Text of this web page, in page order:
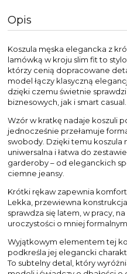
Opis
Koszula męska elegancka z
lamówką w kroju slim fit to
którzy cenią dopracowane
model łączy klasyczną
dzięki czemu świetnie
biznesowych, jak i smart casual.
Wzór w kratkę nadaje koszuli
jednocześnie przełamuje
swobody. Dzięki temu koszula
uniwersalna i łatwa do
garderoby – od eleganckich
ciemne jeansy.
Krótki rękaw zapewnia
Lekka, przewiewna
sprawdza się latem, w pracy,
uroczystości o mniej
Wyjątkowym elementem tej
podkreśla jej elegancki
To subtelny detal, który